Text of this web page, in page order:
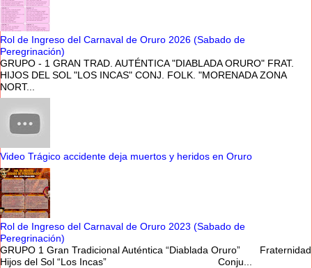
Rol de Ingreso del Carnaval de Oruro 2026 (Sabado de
Peregrinación)
GRUPO - 1 GRAN TRAD. AUTÉNTICA "DIABLADA ORURO" FRAT.
HIJOS DEL SOL "LOS INCAS" CONJ. FOLK. "MORENADA ZONA
NORT...
Video Trágico accidente deja muertos y heridos en Oruro
Rol de Ingreso del Carnaval de Oruro 2023 (Sabado de
Peregrinación)
GRUPO 1 Gran Tradicional Auténtica “Diablada Oruro” Fraternidad
Hijos del Sol “Los Incas” Conju...